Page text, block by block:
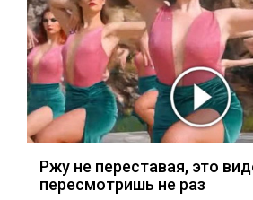
Ржу не переставая, это
пересмотришь не раз